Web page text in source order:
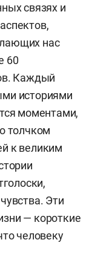
связях и
нас
60
Каждый
историями
моментами,
толчком
к великим
Эти
— короткие
человеку